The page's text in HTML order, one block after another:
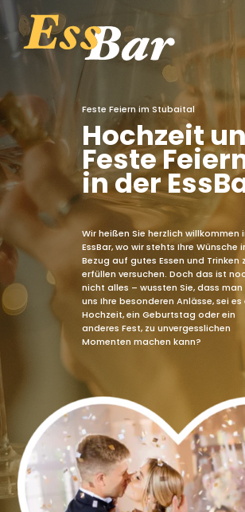
Feste Feiern im Stubaital
Hochzeit
Feste
in der
Wir heißen Sie herzlich willkommen
EssBar, wo wir stehts Ihre Wünsche
Bezug auf gutes Essen und Trinken
erfüllen versuchen. Doch das ist
nicht alles – wussten Sie, dass man
uns Ihre besonderen Anlässe, sei es
Hochzeit, ein Geburtstag oder ein
anderes Fest, zu unvergesslichen
Momenten machen kann?